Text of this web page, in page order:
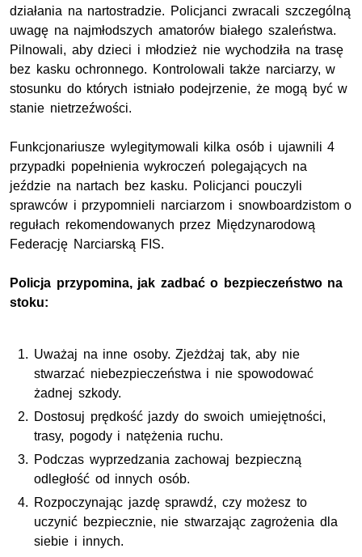
działania na nartostradzie. Policjanci zwracali szczególną
uwagę na najmłodszych amatorów białego szaleństwa.
Pilnowali, aby dzieci i młodzież nie wychodziła na trasę
bez kasku ochronnego. Kontrolowali także narciarzy, w
stosunku do których istniało podejrzenie, że mogą być w
stanie nietrzeźwości.
Funkcjonariusze wylegitymowali kilka osób i ujawnili 4
przypadki popełnienia wykroczeń polegających na
jeździe na nartach bez kasku. Policjanci pouczyli
sprawców i przypomnieli narciarzom i snowboardzistom o
regułach rekomendowanych przez Międzynarodową
Federację Narciarską FIS.
Policja przypomina, jak zadbać o bezpieczeństwo na
stoku:
Uważaj na inne osoby. Zjeżdżaj tak, aby nie
stwarzać niebezpieczeństwa i nie spowodować
żadnej szkody.
Dostosuj prędkość jazdy do swoich umiejętności,
trasy, pogody i natężenia ruchu.
Podczas wyprzedzania zachowaj bezpieczną
odległość od innych osób.
Rozpoczynając jazdę sprawdź, czy możesz to
uczynić bezpiecznie, nie stwarzając zagrożenia dla
siebie i innych.